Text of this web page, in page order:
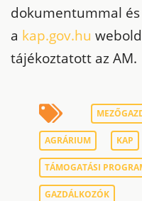
dokumentummal
a kap.gov.hu
tájékoztatott az AM.
AGRÁRIUM KAP
TÁMOGATÁSI
GAZDÁLKOZÓK